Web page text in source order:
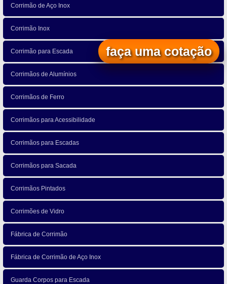
Corrimão de Aço Inox
Corrimão Inox
Corrimão para Escada
Corrimãos de Alumínios
Corrimãos de Ferro
Corrimãos para Acessibilidade
Corrimãos para Escadas
Corrimãos para Sacada
Corrimãos Pintados
Corrimões de Vidro
Fábrica de Corrimão
Fábrica de Corrimão de Aço Inox
Guarda Corpos para Escada
faça uma cotação